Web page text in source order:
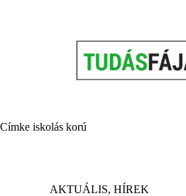
Címke iskolás korú
AKTUÁLIS, HÍREK